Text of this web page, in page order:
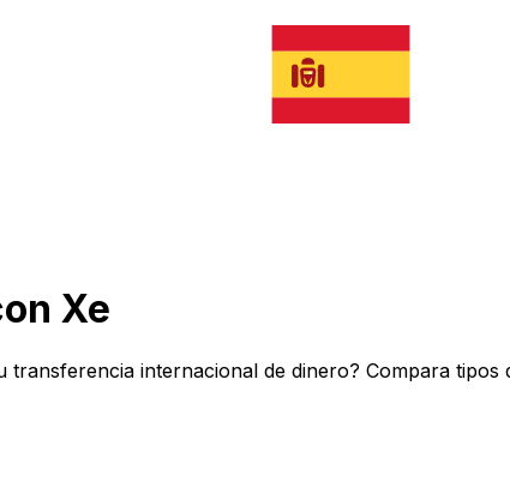
Xe
transferencia internacional de dinero? Compara